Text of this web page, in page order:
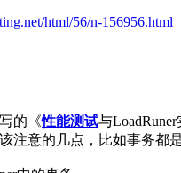
html/56/n-156956.html
的《性能测试与
注意的几点，比如事务都